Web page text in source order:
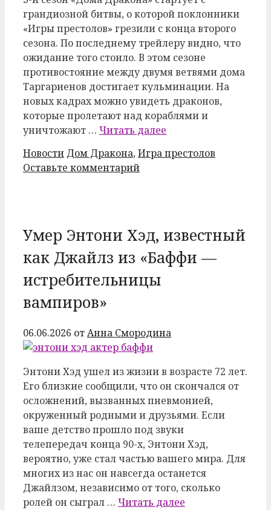
грандиозной битвы, о которой поклонники
«Игры престолов» грезили с конца второго
сезона. По последнему трейлеру видно, что
ожидание того стоило. В этом сезоне
противостояние между двумя ветвями дома
Таргариенов достигает кульминации. На
новых кадрах можно увидеть драконов,
которые пролетают над кораблями и
уничтожают … Читать далее
Рубрики
Новости Метки
Дом Дракона,Игра престолов
Оставьте комментарий
Умер Энтони Хэд, известный
как Джайлз из «Баффи —
истребительницы
вампиров»
06.06.2026 отАнна Смородина
Энтони Хэд ушел из жизни в возрасте 72 лет.
Его близкие сообщили, что он скончался от
осложнений, вызванных пневмонией,
окруженный родными и друзьями. Если
ваше детство прошло под звуки
телепередач конца 90-х, Энтони Хэд,
вероятно, уже стал частью вашего мира. Для
многих из нас он навсегда останется
Джайлзом, независимо от того, сколько
ролей он сыграл … Читать далее